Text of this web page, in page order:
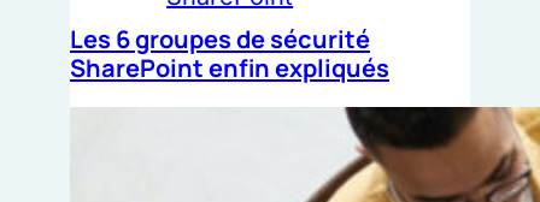
Les 6 groupes de sécurité
SharePoint enfin expliqués